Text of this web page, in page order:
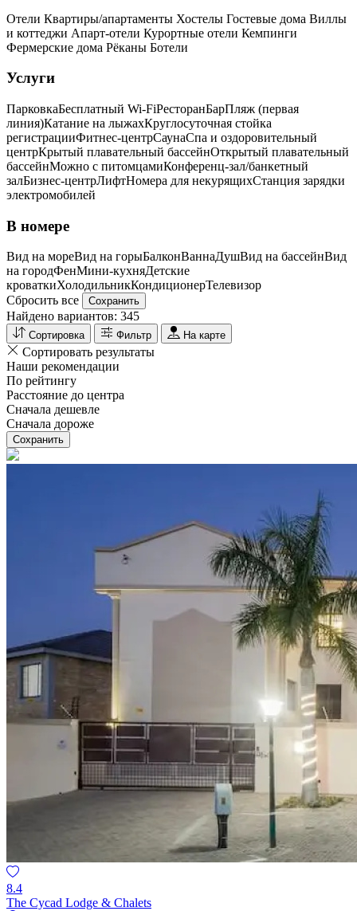
Отели Квартиры/апартаменты Хостелы Гостевые дома Виллы
и коттеджи Апарт-отели Курортные отели Кемпинги
Фермерские дома Рёканы Ботели
Услуги
ПарковкаБесплатный Wi-FiРесторанБарПляж (первая
линия)Катание на лыжахКруглосуточная стойка
регистрацииФитнес-центрСаунаСпа и оздоровительный
центрКрытый плавательный бассейнОткрытый плавательный
бассейнМожно с питомцамиКонференц-зал/банкетный
залБизнес-центрЛифтНомера для некурящихCтанция зарядки
электромобилей
В номере
Вид на мореВид на горыБалконВаннаДушВид на бассейнВид
на городФенМини-кухняДетские
кроваткиХолодильникКондиционерТелевизор
Сбросить все
Сохранить
Найдено вариантов: 345
Сортировка Фильтр На карте
Сортировать результаты
Наши рекомендации
По рейтингу
Расстояние до центра
Сначала дешевле
Сначала дороже
Сохранить
8.4
The Cycad Lodge & Chalets